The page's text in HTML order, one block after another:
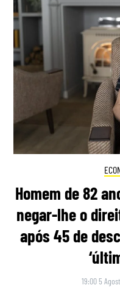
Homem de 82
negar-lhe o
após 45 de
19:00 5